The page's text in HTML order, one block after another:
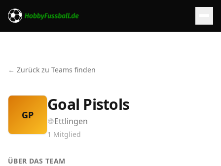
← Zurück zu Teams finden
GP
Goal Pistols
Ettlingen
1 Mitglied
ÜBER DAS TEAM